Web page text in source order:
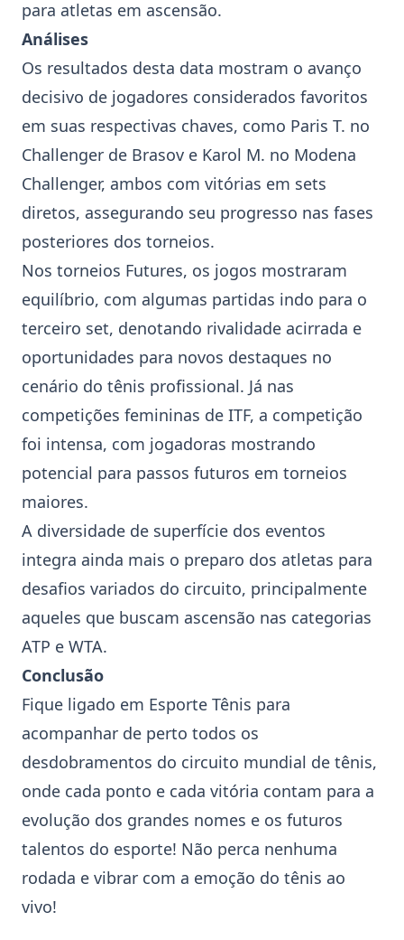
para atletas em ascensão.
Análises
Os resultados desta data mostram o avanço
decisivo de jogadores considerados favoritos
em suas respectivas chaves, como Paris T. no
Challenger de Brasov e Karol M. no Modena
Challenger, ambos com vitórias em sets
diretos, assegurando seu progresso nas fases
posteriores dos torneios.
Nos torneios Futures, os jogos mostraram
equilíbrio, com algumas partidas indo para o
terceiro set, denotando rivalidade acirrada e
oportunidades para novos destaques no
cenário do tênis profissional. Já nas
competições femininas de ITF, a competição
foi intensa, com jogadoras mostrando
potencial para passos futuros em torneios
maiores.
A diversidade de superfície dos eventos
integra ainda mais o preparo dos atletas para
desafios variados do circuito, principalmente
aqueles que buscam ascensão nas categorias
ATP e WTA.
Conclusão
Fique ligado em Esporte Tênis para
acompanhar de perto todos os
desdobramentos do circuito mundial de tênis,
onde cada ponto e cada vitória contam para a
evolução dos grandes nomes e os futuros
talentos do esporte! Não perca nenhuma
rodada e vibrar com a emoção do tênis ao
vivo!